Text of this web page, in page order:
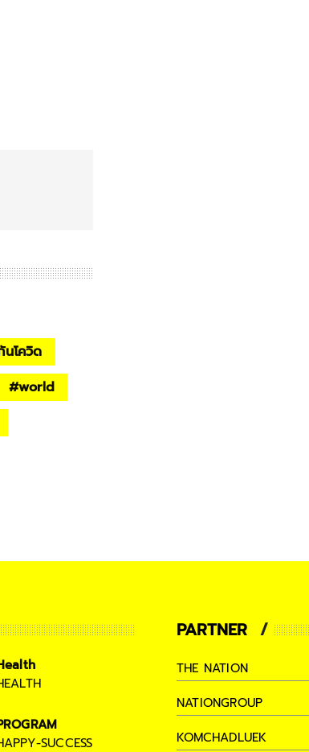
โควิด
#world
SUCCESS
PARTNER
THE NATION
NATIONGROUP
KOMCHADLUEK